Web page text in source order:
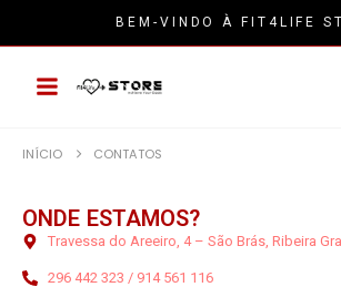
BEM-VINDO À FIT4LIFE
INÍCIO CONTATOS
ONDE ESTAMOS?
Travessa do Areeiro, 4 – São Brás, Ribeira
296 442 323 / 914 561 116